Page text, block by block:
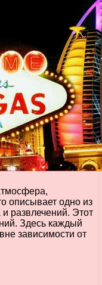
описывает одно из
развлечений. Этот
Здесь каждый
зависимости от